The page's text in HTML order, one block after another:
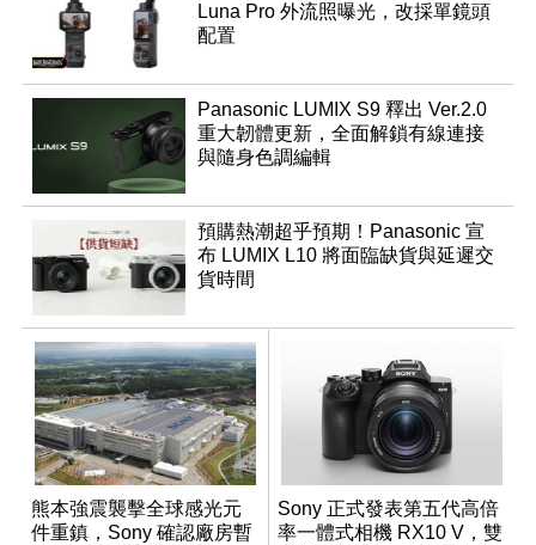
Luna Pro 外流照曝光，改採單鏡頭
配置
Panasonic LUMIX S9 釋出 Ver.2.0
重大韌體更新，全面解鎖有線連接
與隨身色調編輯
預購熱潮超乎預期！Panasonic 宣
布 LUMIX L10 將面臨缺貨與延遲交
貨時間
熊本強震襲擊全球感光元
件重鎮，Sony 確認廠房暫
Sony 正式發表第五代高倍
率一體式相機 RX10 V，雙